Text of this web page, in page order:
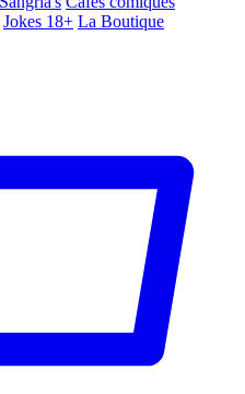
Jokes 18+ La Boutique